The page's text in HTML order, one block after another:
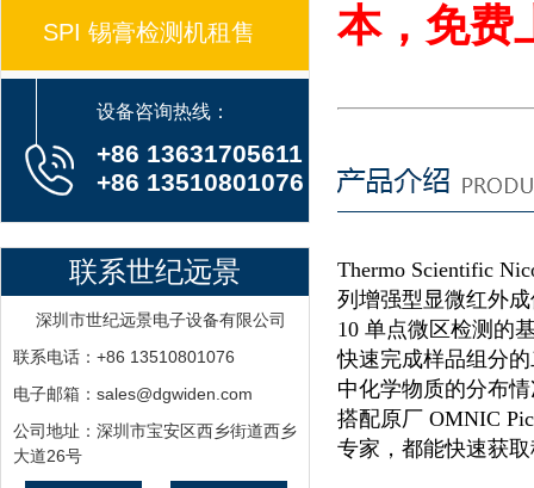
SPI 锡膏检测机租售
设备咨询热线：
+86 13631705611
+86 13510801076
联系世纪远景
深圳市世纪远景电子设备有限公司
联系电话：+86 13510801076
电子邮箱：sales@dgwiden.com
公司地址：深圳市宝安区西乡街道西乡
大道26号
本，免费
Thermo Scientific
列增强型显微红外
10 单点微区检测的
快速完成样品组分
中化学物质的分布
搭配原厂 OMNIC
专家，都能快速获